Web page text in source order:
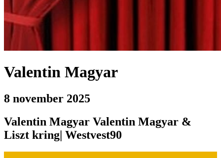
Valentin Magyar
8 november 2025
Valentin Magyar Valentin Magyar &
Liszt kring| Westvest90